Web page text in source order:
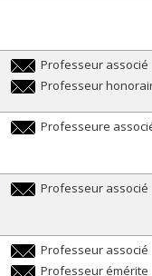
Professeur associé
Professeur
Professeure
Professeur associé
guy.lapalme@umontreal.ca
Professeur associé
Professeur émérite